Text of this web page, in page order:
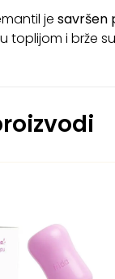
je savršen
toplijom i brže